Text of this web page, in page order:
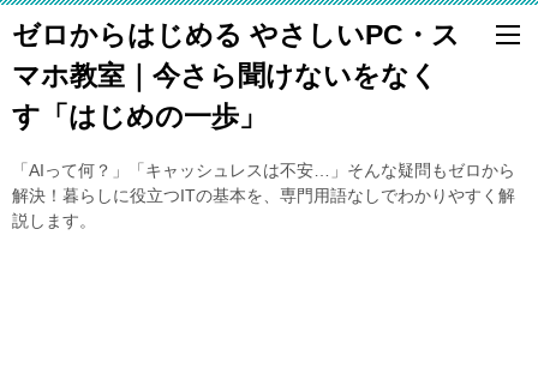
ゼロからはじめる やさしいPC・ス
マホ教室｜今さら聞けないをなく
す「はじめの一歩」
「AIって何？」「キャッシュレスは不安…」そんな疑問もゼロから
解決！暮らしに役立つITの基本を、専門用語なしでわかりやすく解
説します。